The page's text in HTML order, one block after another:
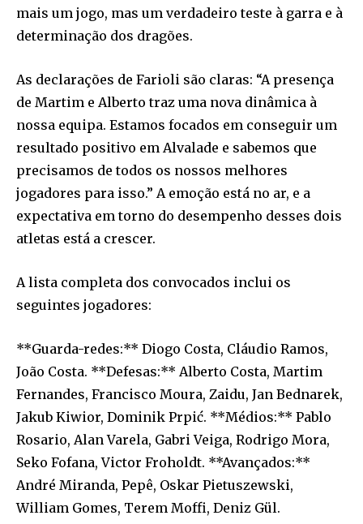
mais um jogo, mas um verdadeiro teste à garra e à
determinação dos dragões.
As declarações de Farioli são claras: “A presença
de Martim e Alberto traz uma nova dinâmica à
nossa equipa. Estamos focados em conseguir um
resultado positivo em Alvalade e sabemos que
precisamos de todos os nossos melhores
jogadores para isso.” A emoção está no ar, e a
expectativa em torno do desempenho desses dois
atletas está a crescer.
A lista completa dos convocados inclui os
seguintes jogadores:
**Guarda-redes:** Diogo Costa, Cláudio Ramos,
João Costa. **Defesas:** Alberto Costa, Martim
Fernandes, Francisco Moura, Zaidu, Jan Bednarek,
Jakub Kiwior, Dominik Prpić. **Médios:** Pablo
Rosario, Alan Varela, Gabri Veiga, Rodrigo Mora,
Seko Fofana, Victor Froholdt. **Avançados:**
André Miranda, Pepê, Oskar Pietuszewski,
William Gomes, Terem Moffi, Deniz Gül.